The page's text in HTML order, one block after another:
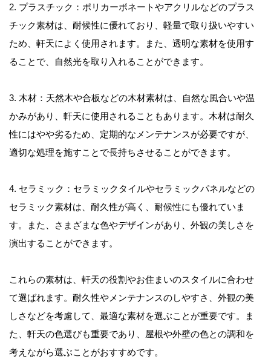
2. プラスチック：ポリカーボネートやアクリルなどのプラス
チック素材は、耐候性に優れており、軽量で取り扱いやすい
ため、軒天によく使用されます。また、透明な素材を使用す
ることで、自然光を取り入れることができます。
3. 木材：天然木や合板などの木材素材は、自然な風合いや温
かみがあり、軒天に使用されることもあります。木材は耐久
性にはやや劣るため、定期的なメンテナンスが必要ですが、
適切な処理を施すことで長持ちさせることができます。
4. セラミック：セラミックタイルやセラミックパネルなどの
セラミック素材は、耐久性が高く、耐候性にも優れていま
す。また、さまざまな色やデザインがあり、外観の美しさを
演出することができます。
これらの素材は、軒天の役割やお住まいのスタイルに合わせ
て選ばれます。耐久性やメンテナンスのしやすさ、外観の美
しさなどを考慮して、最適な素材を選ぶことが重要です。ま
た、軒天の色選びも重要であり、屋根や外壁の色との調和を
考えながら選ぶことがおすすめです。